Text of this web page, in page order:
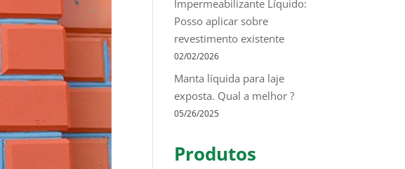
Impermeabilizante Líquido:
Posso aplicar sobre
revestimento existente
02/02/2026
Manta líquida para laje
exposta. Qual a melhor ?
05/26/2025
Produtos